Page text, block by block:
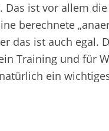
ist vor allem die
berechnete
das ist auch egal.
Training und für
ein